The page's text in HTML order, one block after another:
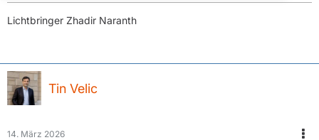
Lichtbringer Zhadir Naranth
Tin Velic
14. März 2026